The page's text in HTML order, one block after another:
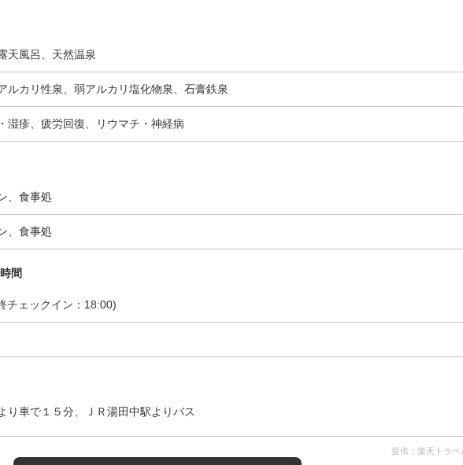
天風呂、天然温泉
ルカリ性泉、弱アルカリ塩化物泉、石膏鉄泉
湿疹、疲労回復、リウマチ・神経病
、食事処
、食事処
間
チェックイン：18:00)
り車で１５分、ＪＲ湯田中駅よりバス
提供：楽天トラベ